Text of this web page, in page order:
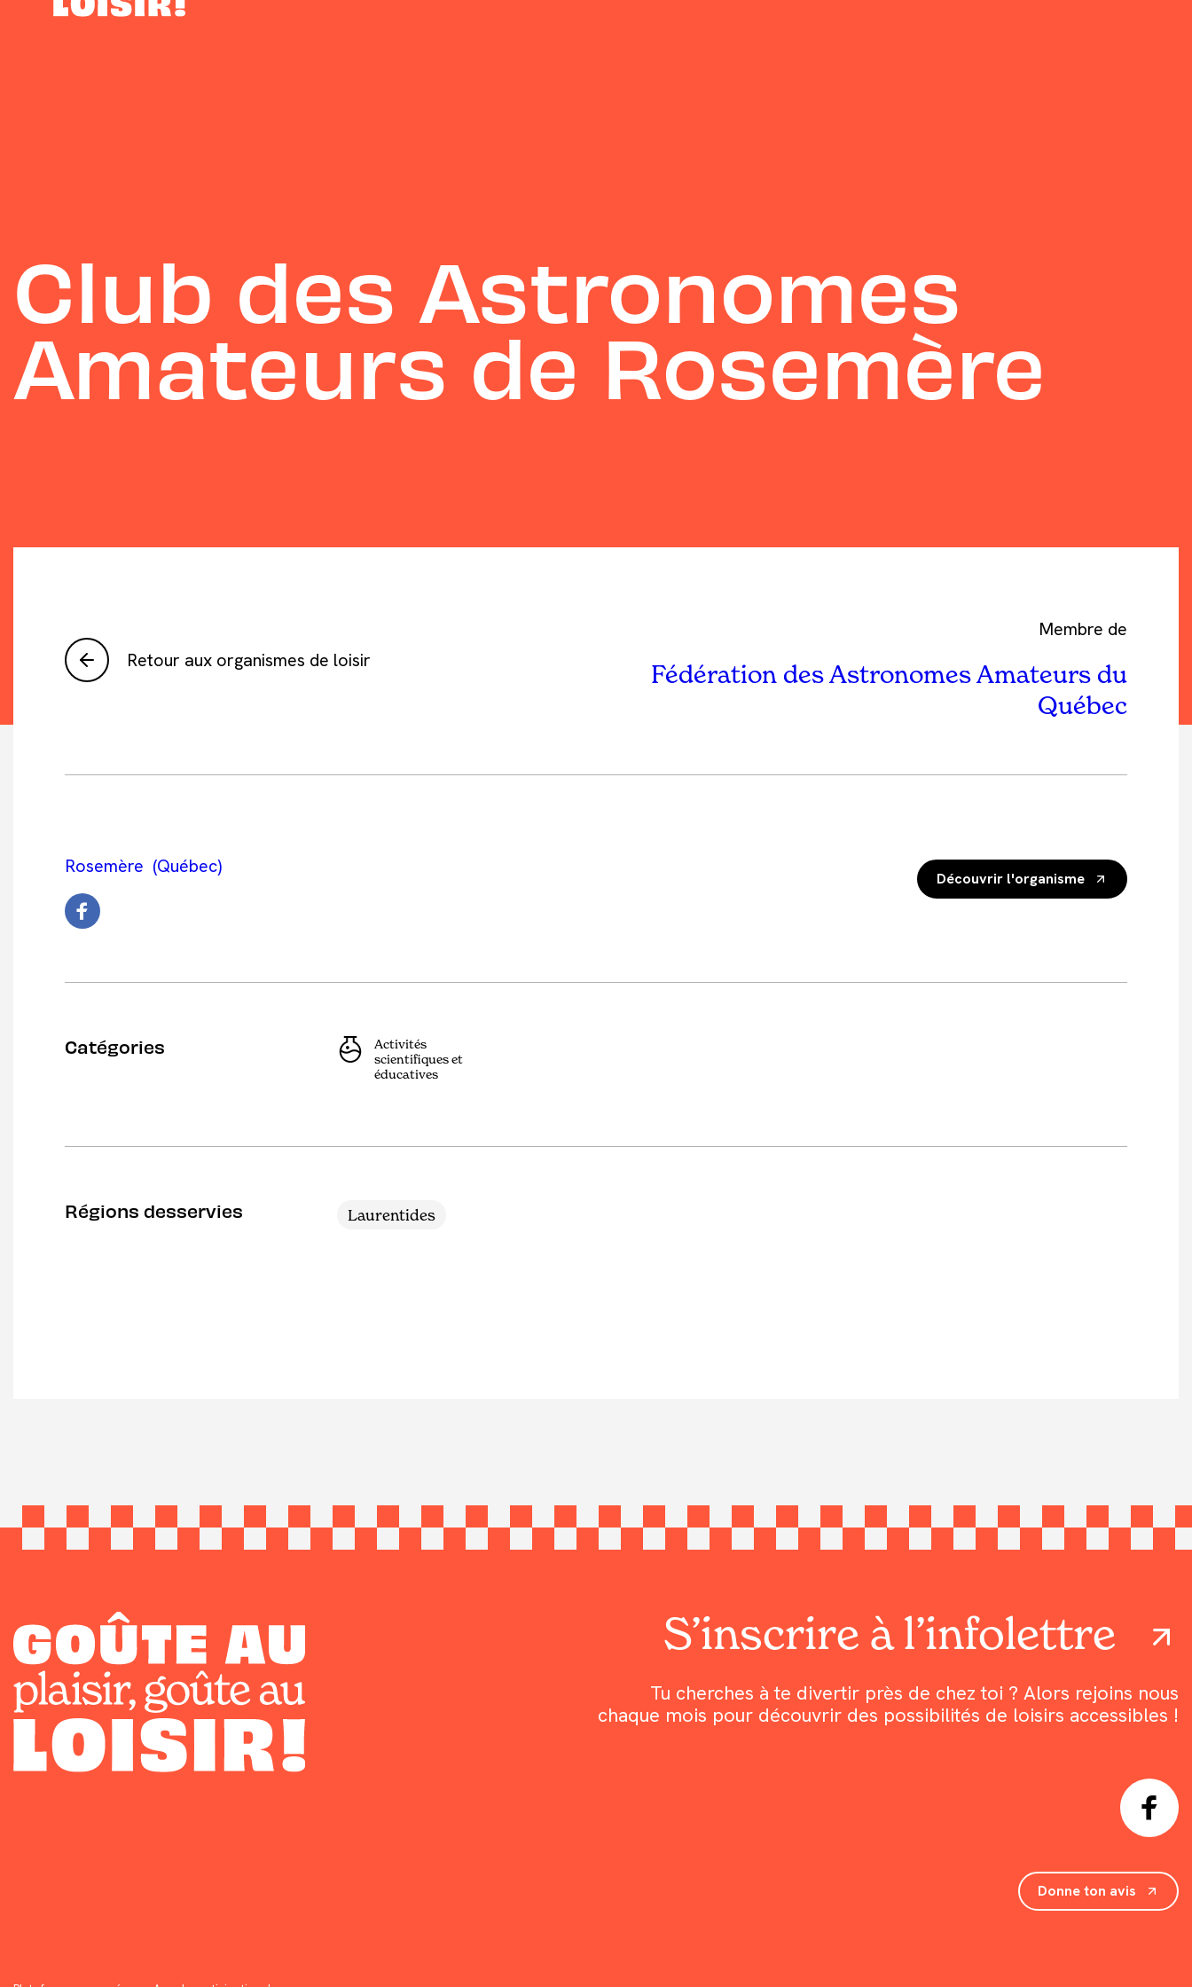
Club des Astronomes
Amateurs de Rosemère
Retour aux organismes de loisir
Membre de
Fédération des Astronomes Amateurs du
Québec
Rosemère (Québec)
Découvrir l'organisme
Catégories
Activités
scientifiques et
éducatives
Régions desservies Laurentides
S’inscrire à l’infolettre
Tu cherches à te divertir près de chez toi ? Alors rejoins nous
chaque mois pour découvrir des possibilités de loisirs accessibles !
Donne ton avis